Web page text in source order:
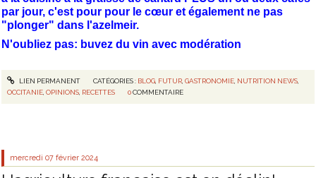
par jour, c'est pour pour le cœur et également ne pas
"plonger" dans l'azelmeir.
N'oubliez pas: buvez du vin avec modération
LIEN PERMANENT CATÉGORIES : BLOG, FUTUR, GASTRONOMIE, NUTRITION NEWS,
OCCITANIE ,OPINIONS RECETTES 0 COMMENTAIRE
mercredi 07 février 2024